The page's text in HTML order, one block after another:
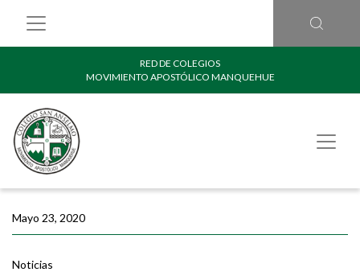
RED DE COLEGIOS
MOVIMIENTO APOSTÓLICO MANQUEHUE
Mayo 23, 2020
Noticias